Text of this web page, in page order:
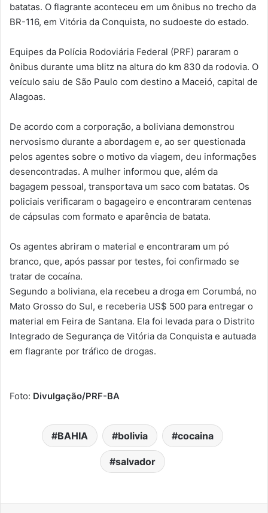
batatas. O flagrante aconteceu em um ônibus no trecho da
BR-116, em Vitória da Conquista, no sudoeste do estado.
Equipes da Polícia Rodoviária Federal (PRF) pararam o
ônibus durante uma blitz na altura do km 830 da rodovia. O
veículo saiu de São Paulo com destino a Maceió, capital de
Alagoas.
De acordo com a corporação, a boliviana demonstrou
nervosismo durante a abordagem e, ao ser questionada
pelos agentes sobre o motivo da viagem, deu informações
desencontradas. A mulher informou que, além da
bagagem pessoal, transportava um saco com batatas. Os
policiais verificaram o bagageiro e encontraram centenas
de cápsulas com formato e aparência de batata.
Os agentes abriram o material e encontraram um pó
branco, que, após passar por testes, foi confirmado se
tratar de cocaína.
Segundo a boliviana, ela recebeu a droga em Corumbá, no
Mato Grosso do Sul, e receberia US$ 500 para entregar o
material em Feira de Santana. Ela foi levada para o Distrito
Integrado de Segurança de Vitória da Conquista e autuada
em flagrante por tráfico de drogas.
Foto: Divulgação/PRF-BA
BAHIA bolivia cocaina
salvador